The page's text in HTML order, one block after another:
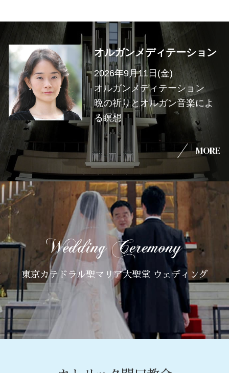
オルガンメディテーション
2026年9月11日(金)
オルガンメディテーション
晩の祈りとオルガン音楽によ
る瞑想
MORE
東京カテドラル聖マリア大聖堂 ウェディング